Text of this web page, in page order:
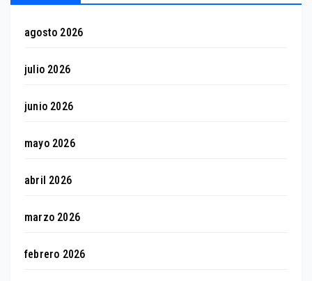
agosto 2026
julio 2026
junio 2026
mayo 2026
abril 2026
marzo 2026
febrero 2026